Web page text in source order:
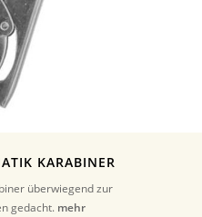
KARABINER
überwiegend zur
gedacht. mehr